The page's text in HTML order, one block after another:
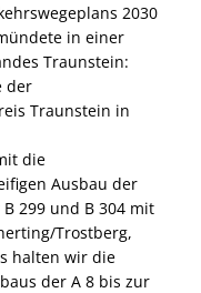
2030
in einer
Traunstein:
der
Traunstein in
die
Ausbau der
299 und B 304 mit
Trostberg,
halten wir die
der A 8 bis zur